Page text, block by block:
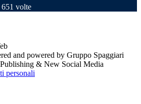
651 volte
and powered by Gruppo Spaggiari
& New Social Media
personali